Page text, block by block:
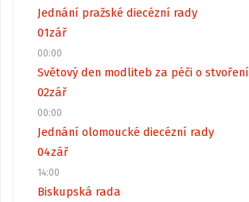
Jednání pražské diecézní rady
01zář
00:00
Světový den modliteb za péči o stvoření
02zář
00:00
Jednání olomoucké diecézní rady
04zář
14:00
Biskupská rada